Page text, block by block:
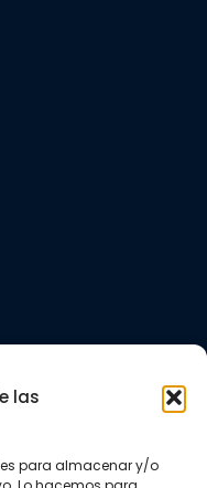
las
para almacenar y/o